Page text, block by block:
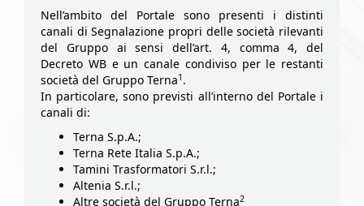
Nell’ambito del Portale sono presenti i distinti
canali di Segnalazione propri delle società rilevanti
del Gruppo ai sensi dell’art. 4, comma 4, del
Decreto WB e un canale condiviso per le restanti
società del Gruppo Terna1 .
In particolare, sono previsti all’interno del Portale i
canali di:
Terna S.p.A.;
Terna Rete Italia S.p.A.;
Tamini Trasformatori S.r.l.;
Altenia S.r.l.;
Altre società del Gruppo Terna2